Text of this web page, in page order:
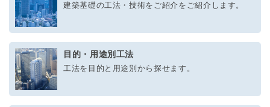
建築基礎の工法・技術をご紹介をご紹介します。
目的・用途別工法
工法を目的と用途別から探せます。